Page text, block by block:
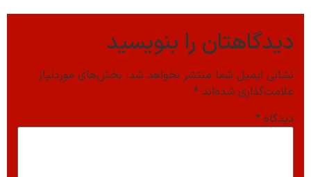
دیدگاهتان را بنویسید
نشانی ایمیل شما منتشر نخواهد شد. بخش‌های موردنیاز
علامت‌گذاری شده‌اند *
دیدگاه *